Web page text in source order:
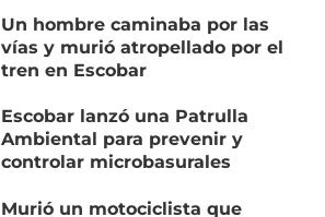
Un hombre caminaba por las
vías y murió atropellado por el
tren en Escobar
Escobar lanzó una Patrulla
Ambiental para prevenir y
controlar microbasurales
Murió un motociclista que